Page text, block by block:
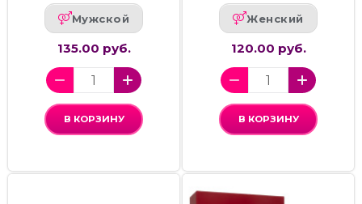
Мужской
135.00 руб.
В КОРЗИНУ
Женский
120.00 руб.
В КОРЗИНУ